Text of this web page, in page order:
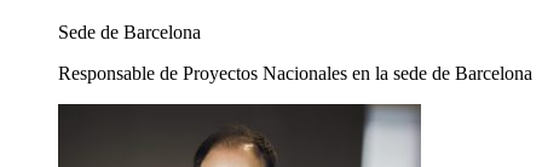
Sede de Barcelona
Responsable de Proyectos Nacionales en la sede de Barcelona